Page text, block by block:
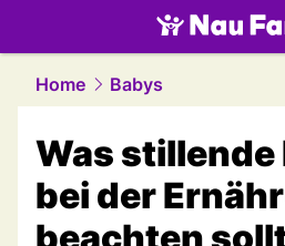
family.NAU.ch
Home Babys
Was
bei der